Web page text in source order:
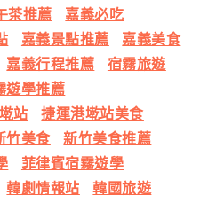
茶推薦
嘉義必吃
嘉義景點推薦
嘉義美食
嘉義行程推薦
宿霧旅遊
遊學推薦
站
捷運港墘站美食
竹美食
新竹美食推薦
菲律賓宿霧遊學
韓劇情報站
韓國旅遊